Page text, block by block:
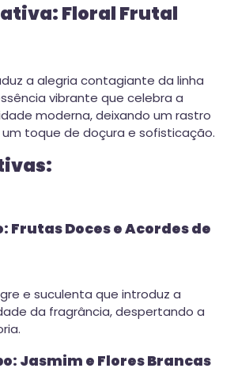
Floral Frutal
a alegria contagiante da linha
vibrante que celebra a
moderna, deixando um rastro
toque de doçura e sofisticação.
Frutas Doces e Acordes de
e suculenta que introduz a
da fragrância, despertando a
Jasmim e Flores Brancas